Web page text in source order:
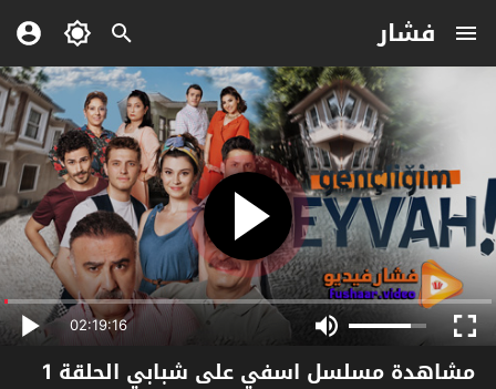
فشار
02:19:16
مشاهدة مسلسل اسفي على شبابي الحلقة 1